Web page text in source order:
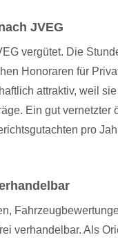
JVEG
vergütet. Die
Honoraren für
attraktiv, weil
Ein gut vernetzter
pro
verhandelbar. Als